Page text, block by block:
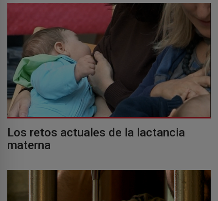
Los retos actuales de la lactancia
materna